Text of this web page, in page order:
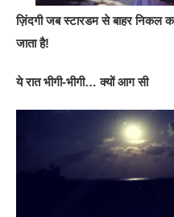
ज़िंदगी जब स्टारडम से बाहर निकल
जाता है!
ये रात भीगी-भीगी… क्यों आग सी